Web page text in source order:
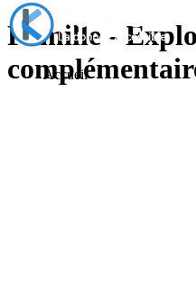
Accueil
Famille -